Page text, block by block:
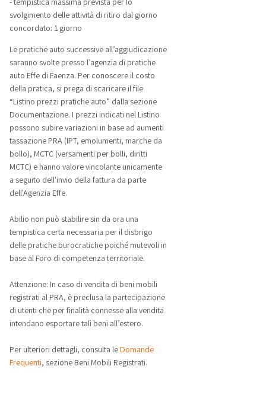
svolgimento delle attività di ritiro dal giorno
concordato: 1 giorno
Le pratiche auto successive all’aggiudicazione
saranno svolte presso l’agenzia di pratiche
auto Effe di Faenza. Per conoscere il costo
della pratica, si prega di scaricare il file
“Listino prezzi pratiche auto” dalla sezione
Documentazione. I prezzi indicati nel Listino
possono subire variazioni in base ad aumenti
tassazione PRA (IPT, emolumenti, marche da
bollo), MCTC (versamenti per bolli, diritti
MCTC) e hanno valore vincolante unicamente
a seguito dell'invio della fattura da parte
dell'Agenzia Effe.
Abilio non può stabilire sin da ora una
tempistica certa necessaria per il disbrigo
delle pratiche burocratiche poiché mutevoli in
base al Foro di competenza territoriale.
Attenzione: In caso di vendita di beni mobili
registrati al PRA, è preclusa la partecipazione
di utenti che per finalità connesse alla vendita
intendano esportare tali beni all’estero.
Per ulteriori dettagli, consulta leDomande
Frequenti, sezione Beni Mobili Registrati.